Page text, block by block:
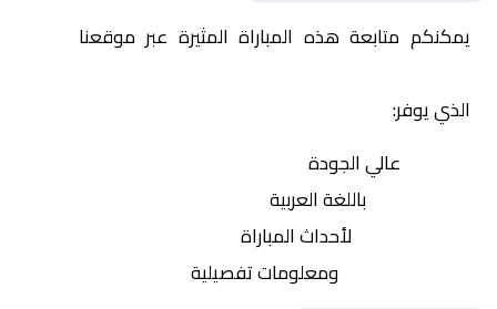
يمكنكم متابعة هذه المباراة المثيرة عبر موقعنا
الذي يوفر:
عالي الجودة
باللغة العربية
لأحداث المباراة
ومعلومات تفصيلية